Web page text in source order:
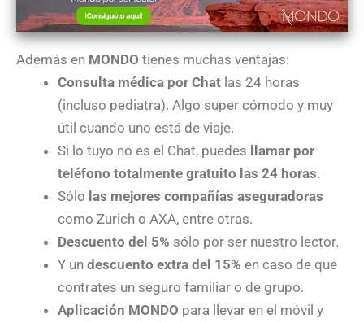
Además en MONDO tienes muchas ventajas:
Consulta médica por Chat las 24 horas
(incluso pediatra). Algo super cómodo y muy
útil cuando uno está de viaje.
Si lo tuyo no es el Chat, puedes llamar por
teléfono totalmente gratuito las 24 horas.
Sólo las mejores compañías aseguradoras
como Zurich o AXA, entre otras.
Descuento del 5% sólo por ser nuestro lector.
Y un descuento extra del 15% en caso de que
contrates un seguro familiar o de grupo.
Aplicación MONDO para llevar en el móvil y